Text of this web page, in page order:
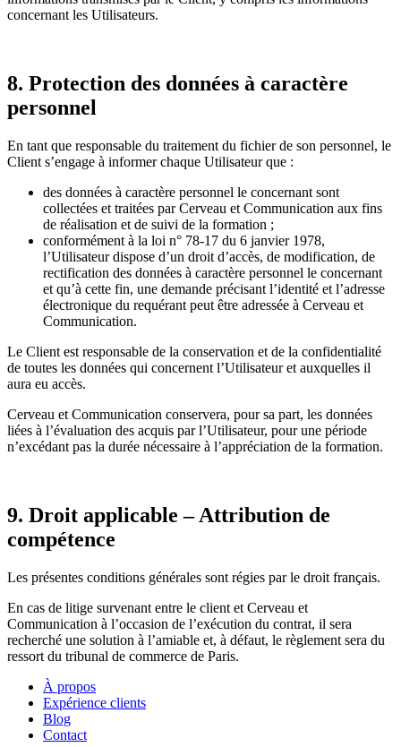
concernant les Utilisateurs.
8. Protection des données à caractère
personnel
En tant que responsable du traitement du fichier de son personnel, le
Client s’engage à informer chaque Utilisateur que :
des données à caractère personnel le concernant sont
collectées et traitées par Cerveau et Communication aux fins
de réalisation et de suivi de la formation ;
conformément à la loi n° 78-17 du 6 janvier 1978,
l’Utilisateur dispose d’un droit d’accès, de modification, de
rectification des données à caractère personnel le concernant
et qu’à cette fin, une demande précisant l’identité et l’adresse
électronique du requérant peut être adressée à Cerveau et
Communication.
Le Client est responsable de la conservation et de la confidentialité
de toutes les données qui concernent l’Utilisateur et auxquelles il
aura eu accès.
Cerveau et Communication conservera, pour sa part, les données
liées à l’évaluation des acquis par l’Utilisateur, pour une période
n’excédant pas la durée nécessaire à l’appréciation de la formation.
9. Droit applicable – Attribution de
compétence
Les présentes conditions générales sont régies par le droit français.
En cas de litige survenant entre le client et Cerveau et
Communication à l’occasion de l’exécution du contrat, il sera
recherché une solution à l’amiable et, à défaut, le règlement sera du
ressort du tribunal de commerce de Paris.
À propos
Expérience clients
Blog
Contact